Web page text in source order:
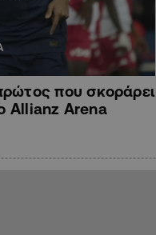
που σκοράρει
Allianz Arena